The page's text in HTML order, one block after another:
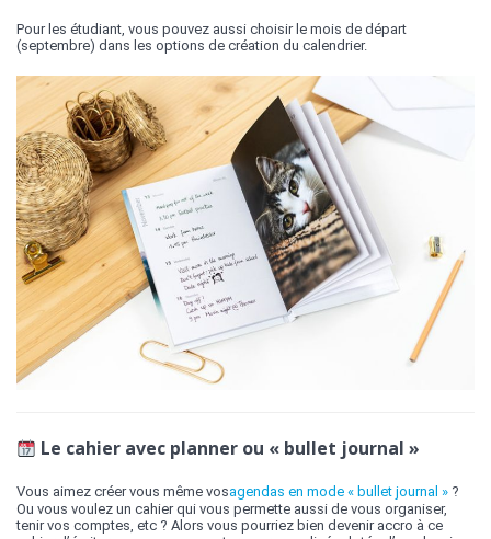
Pour les étudiant, vous pouvez aussi choisir le mois de départ
(septembre) dans les options de création du calendrier.
Le cahier avec planner ou « bullet journal »
Vous aimez créer vous même vosagendas en mode « bullet journal » ?
Ou vous voulez un cahier qui vous permette aussi de vous organiser,
tenir vos comptes, etc ? Alors vous pourriez bien devenir accro à ce